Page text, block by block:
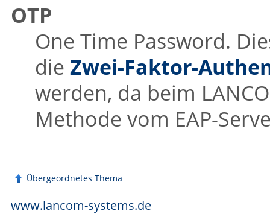
OTP
One Time Password.
die Zwei-Faktor-
werden, da beim
Methode vom EAP-
Übergeordnetes Thema
www.lancom-systems.de